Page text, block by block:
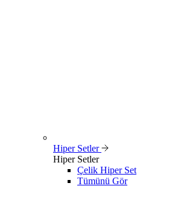
Hiper Setler
Hiper Setler
Çelik Hiper Set
Tümünü Gör